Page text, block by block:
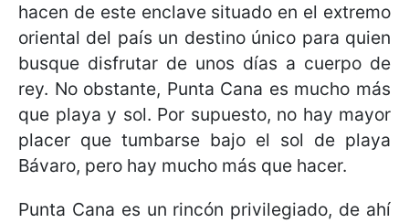
hacen de este enclave situado en el extremo
oriental del país un destino único para quien
busque disfrutar de unos días a cuerpo de
rey. No obstante, Punta Cana es mucho más
que playa y sol. Por supuesto, no hay mayor
placer que tumbarse bajo el sol de playa
Bávaro, pero hay mucho más que hacer.
Punta Cana es un rincón privilegiado, de ahí